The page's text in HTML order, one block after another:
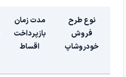
نوع طرح
فروش
خودروشاپ
مدت زمان
بازپرداخت
اقساط